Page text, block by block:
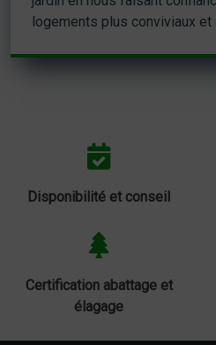
logements plus conviviaux et
Disponibilité et conseil
Certification abattage et
élagage